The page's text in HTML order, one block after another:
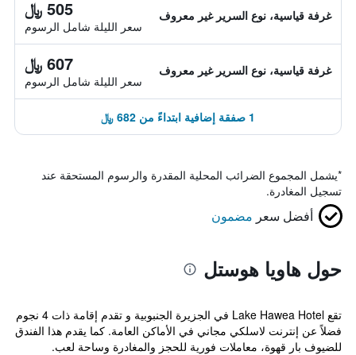
غرفة قياسية، نوع السرير غير معروف 505 ﷼
سعر الليلة شامل الرسوم
غرفة قياسية، نوع السرير غير معروف 607 ﷼
سعر الليلة شامل الرسوم
1 صفقة إضافية ابتداءً من 682 ﷼
*يشمل المجموع الضرائب المحلية المقدرة والرسوم المستحقة عند
تسجيل المغادرة.
أفضل سعر مضمون
حول هاويا هوستل
تقع Lake Hawea Hotel في الجزيرة الجنبوبية و تقدم إقامة ذات 4 نجوم
فضلاً عن إنترنت لاسلكي مجاني في الأماكن العامة. كما يقدم هذا الفندق
للضيوف بار قهوة، معاملات فورية للحجز والمغادرة وساحة لعب.